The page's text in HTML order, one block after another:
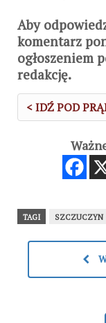
Aby
komentarz
ogłoszeniem
redakcję.
< IDŹ POD
TAGI SZCZUCZYN